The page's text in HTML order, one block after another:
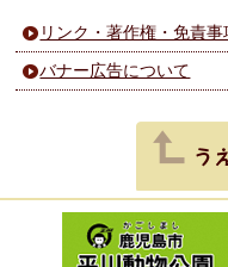
リンク・著作権・免責
バナー広告について